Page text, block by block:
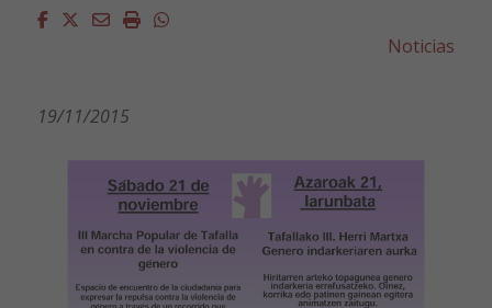
Facebook
Twitter
EmailImprimirWhatsapp
Noticias
19/11/2015